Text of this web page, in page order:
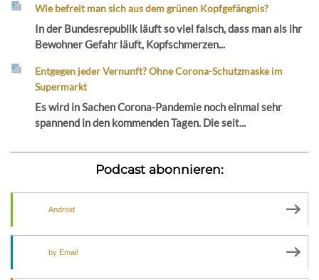
Wie befreit man sich aus dem grünen Kopfgefängnis?
In der Bundesrepublik läuft so viel falsch, dass man als ihr
Bewohner Gefahr läuft, Kopfschmerzen...
Entgegen jeder Vernunft? Ohne Corona-Schutzmaske im
Supermarkt
Es wird in Sachen Corona-Pandemie noch einmal sehr
spannend in den kommenden Tagen. Die seit...
Podcast abonnieren:
Android
by Email